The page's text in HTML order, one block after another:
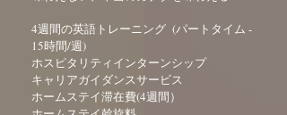
4週間の英語トレーニング (パートタイム -
15時間/週)
ホスピタリティインターンシップ
キャリアガイダンスサービス
ホームステイ滞在費(4週間）